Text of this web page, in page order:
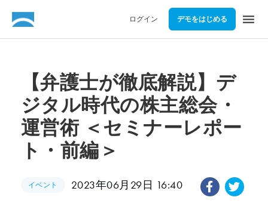
ログイン デモをはじめる menu
【弁護士が徹底解説】デ
ジタル時代の株主総会・
運営術 ＜セミナーレポー
ト・前編＞
イベント 2023年06月29日 16:40